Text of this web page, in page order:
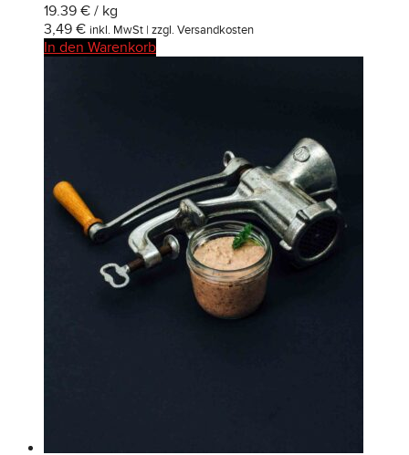
19.39 € / kg
3,49 € inkl. MwSt | zzgl. Versandkosten
In den Warenkorb